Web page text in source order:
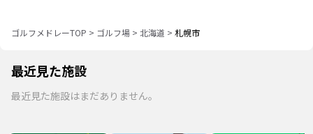
ゴルフメドレーTOP > ゴルフ場 > 北海道 > 札幌市
最近見た施設
最近見た施設はまだありません。